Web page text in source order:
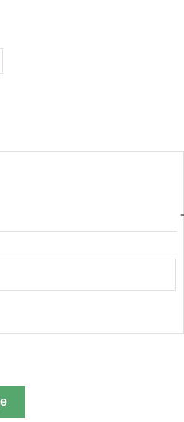
de gewenste